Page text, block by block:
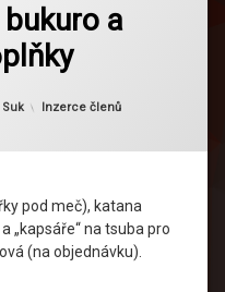
a
Kategorie:
Inzerce členů
pod meč), katana
„kapsáře“ na tsuba pro
(na objednávku).